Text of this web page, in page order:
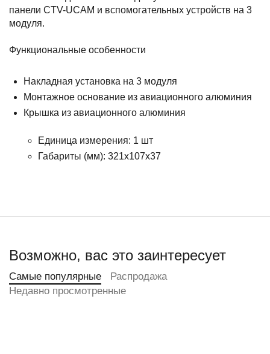
панели CTV-UCAM и вспомогательных устройств на 3
модуля.
Функциональные особенности
Накладная установка на 3 модуля
Монтажное основание из авиационного алюминия
Крышка из авиационного алюминия
Единица измерения: 1 шт
Габариты (мм): 321x107x37
Возможно, вас это заинтересует
Самые популярные
Распродажа
Недавно просмотренные